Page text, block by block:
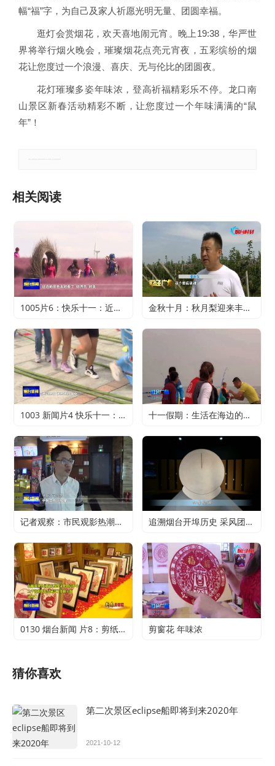
幅“福”字，为自己及家人祈愿光明无量、团圆幸福。
逛灯会赏烟花，欢天喜地闹元宵。晚上19:38，华严世
界将举行烟火晚会，璀璨烟花点亮元宵夜，五彩缤纷的烟
花让您度过一个浪漫、喜庆、无与伦比的团圆夜。
花灯璀璨多姿年味浓，登高祈福精彩乐不停。龙口南
山景区新春活动精彩不断，让您度过一个年味满满的“鼠
年”！
相关阅读
1005片6：快乐十一：近郊游火爆 家门口轻松过假期 金秋十月：秋月梨迎来丰收 农户赚得满心欢喜
1003 新闻片4 快乐十一：寻特色旅游 享精彩假期 十一假期：生活在海边的正确打开方式
记者观察：市民观影热潮升温 电影行业加快复苏 追溯烟台开埠历史 采风团走进烟台山开埠陈列馆
0130 烟台新闻 片8：剪纸传承 不止于传统 剪窗花 年味浓
猜你喜欢
第二次景区eclipse船即将到来2020年
2021-10-12